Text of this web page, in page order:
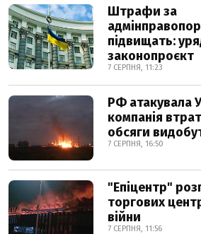
Штрафи за
підвищать:
законопроєкт
7 СЕРПНЯ, 11:23
РФ атакувала
компанія
обсяги
7 СЕРПНЯ, 16:50
"Епіцентр"
торгових
війни
7 СЕРПНЯ, 11:56